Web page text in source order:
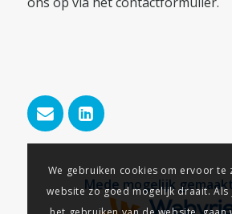
Mede mogelijk
We gebruiken cookies om ervoor te
website zo goed mogelijk draait.